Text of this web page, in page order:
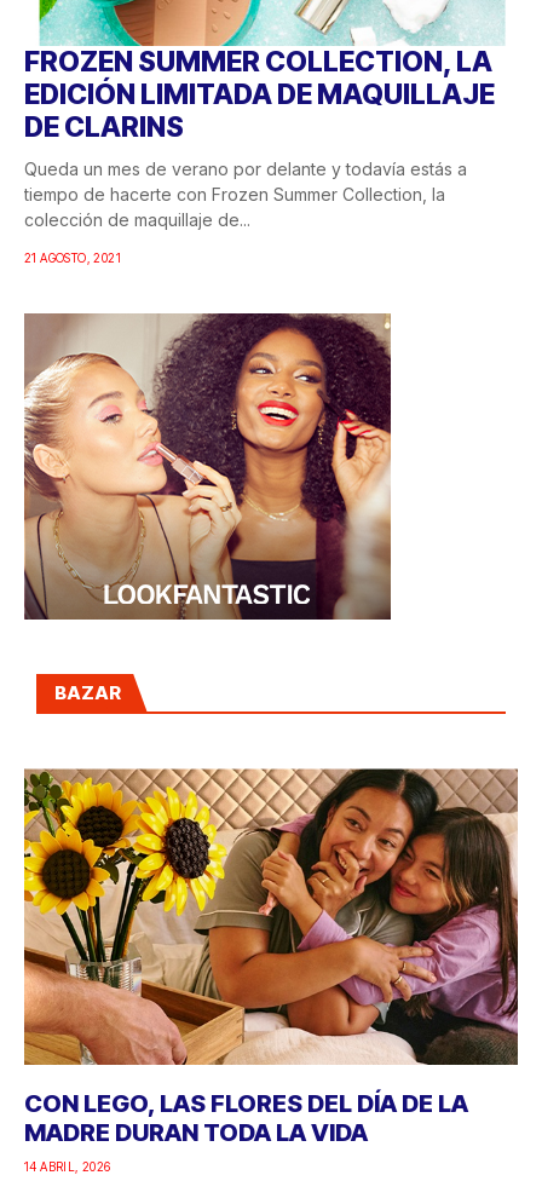
FROZEN SUMMER COLLECTION, LA
EDICIÓN LIMITADA DE MAQUILLAJE
DE CLARINS
Queda un mes de verano por delante y todavía estás a
tiempo de hacerte con Frozen Summer Collection, la
colección de maquillaje de...
21 AGOSTO, 2021
BAZAR
CON LEGO, LAS FLORES DEL DÍA DE LA
MADRE DURAN TODA LA VIDA
14 ABRIL, 2026